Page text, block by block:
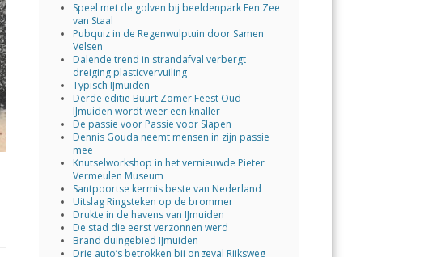
Speel met de golven bij beeldenpark Een Zee
van Staal
Pubquiz in de Regenwulptuin door Samen
Velsen
Dalende trend in strandafval verbergt
dreiging plasticvervuiling
Typisch IJmuiden
Derde editie Buurt Zomer Feest Oud-
IJmuiden wordt weer een knaller
De passie voor Passie voor Slapen
Dennis Gouda neemt mensen in zijn passie
mee
Knutselworkshop in het vernieuwde Pieter
Vermeulen Museum
Santpoortse kermis beste van Nederland
Uitslag Ringsteken op de brommer
Drukte in de havens van IJmuiden
De stad die eerst verzonnen werd
Brand duingebied IJmuiden
Drie auto’s betrokken bij ongeval Rijksweg